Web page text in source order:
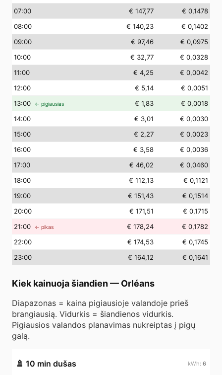
07:00 € 147,77
€ 0,1478
08:00 € 140,23
€ 0,1402
09:00 € 97,46
€ 0,0975
10:00 € 32,77
€ 0,0328
11:00 € 4,25
€ 0,0042
12:00 € 5,14
€ 0,0051
13:00 ← pigiausias € 1,83
€ 0,0018
14:00 € 3,01
€ 0,0030
15:00 € 2,27
€ 0,0023
16:00 € 3,58
€ 0,0036
17:00 € 46,02
€ 0,0460
18:00 € 112,13
€ 0,1121
19:00 € 151,43
€ 0,1514
20:00 € 171,51
€ 0,1715
21:00 ← pikas € 178,24
€ 0,1782
22:00 € 174,53
€ 0,1745
23:00 € 164,12 € 0,1641
Kiek kainuoja šiandien — Orléans
Diapazonas = kaina pigiausioje valandoje prieš
brangiausią. Vidurkis = šiandienos vidurkis.
Pigiausios valandos planavimas nukreiptas į pigų
galą.
🚿 10 min dušas 6